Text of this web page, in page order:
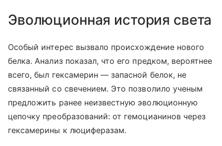
Эволюционная история света
Особый интерес вызвало происхождение нового
белка. Анализ показал, что его предком, вероятнее
всего, был гексамерин — запасной белок, не
связанный со свечением. Это позволило ученым
предложить ранее неизвестную эволюционную
цепочку преобразований: от гемоцианинов через
гексамерины к люциферазам.